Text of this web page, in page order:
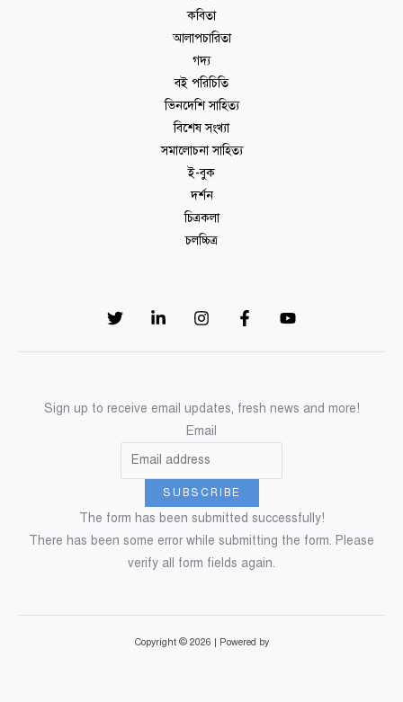
কবিতা
আলাপচারিতা
গদ্য
বই পরিচিতি
ভিনদেশি সাহিত্য
বিশেষ সংখ্যা
সমালোচনা সাহিত্য
ই-বুক
দর্শন
চিত্রকলা
চলচ্চিত্র
Sign up to receive email updates, fresh news and more!
Email
SUBSCRIBE
The form has been submitted successfully!
There has been some error while submitting the form. Please
verify all form fields again.
Copyright © 2026 | Powered by